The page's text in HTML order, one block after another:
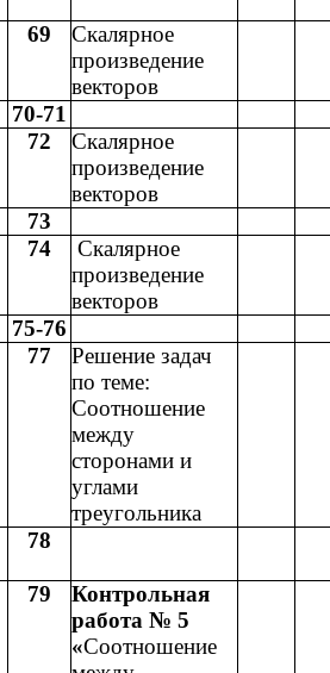
69
Скалярное
произведение
векторов
70-71
72
Скалярное
произведение
векторов
73
74
Скалярное
произведение
векторов
75-76
77
Решение задач
по теме:
Соотношение
между
сторонами и
углами
треугольника
78
79
Контрольная
работа № 5
«Соотношение